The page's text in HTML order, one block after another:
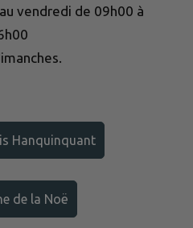
vendredi de 09h00 à
Hanquinquant
de la Noë